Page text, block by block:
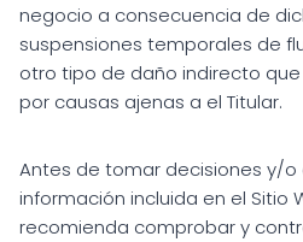
negocio a consecuencia de
suspensiones temporales de
otro tipo de daño indirecto
por causas ajenas a el Titular.
Antes de tomar decisiones y/
información incluida en el Sitio
recomienda comprobar y